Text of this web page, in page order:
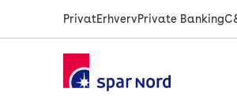
PrivatErhvervPrivate Banking